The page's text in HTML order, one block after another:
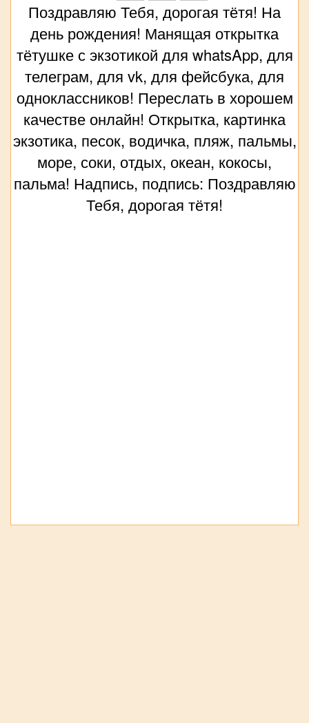
Поздравляю Тебя, дорогая тётя! На
день рождения! Манящая открытка
тётушке с экзотикой для whatsApp, для
телеграм, для vk, для фейсбука, для
одноклассников! Переслать в хорошем
качестве онлайн! Открытка, картинка
экзотика, песок, водичка, пляж, пальмы,
море, соки, отдых, океан, кокосы,
пальма! Надпись, подпись: Поздравляю
Тебя, дорогая тётя!